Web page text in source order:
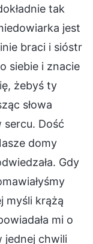
tak
jest
braci i sióstr
siebie i znacie
żebyś ty
słowa
sercu. Dość
domy
Gdy
myśli krążą
mi o
jednej chwili